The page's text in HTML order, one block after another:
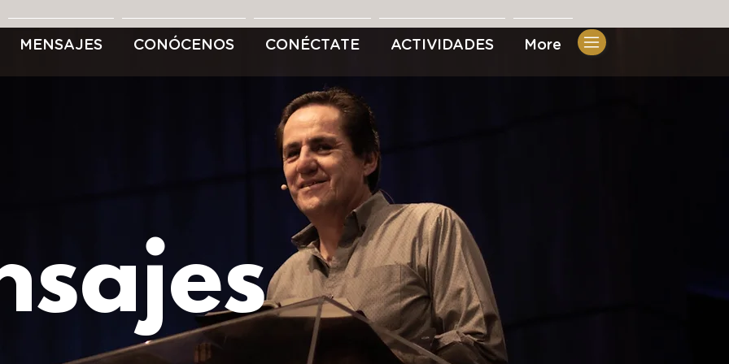
MENSAJES CONÓCENOS CONÉCTATE ACTIVIDADES More